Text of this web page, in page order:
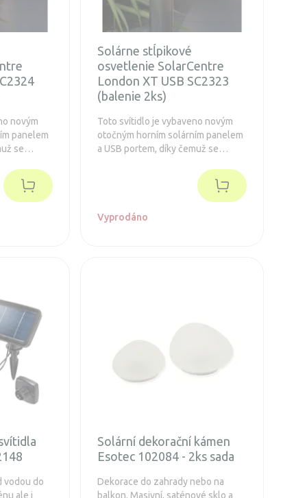
novým
panelem
se
Solárne stĺpikové
osvetlenie SolarCentre
London XT USB SC2323
(balenie 2ks)
Toto svítidlo je vybaveno novým
otočným horním solárním panelem
a USB portem, díky čemuž se
Vyprodáno
vodou do
ale i
Solární dekorační kámen
Esotec 102084 - 2ks sada
Dekorace do zahrady nebo na
balkon. Masivní, saténové sklo a